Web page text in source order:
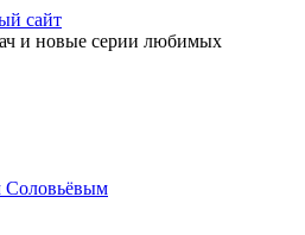
сайт
и новые серии любимых
Соловьёвым